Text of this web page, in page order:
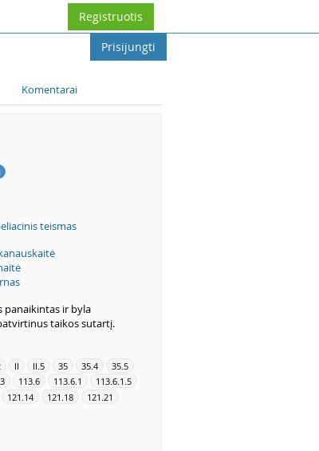
Registruotis
Prisijungti
Komentarai
teismas
panaikintas ir byla
taikos sutartį.
II II.5 35 35.4
35.5
113.6 113.6.1
113.6.1.5
121.14 121.18 121.21